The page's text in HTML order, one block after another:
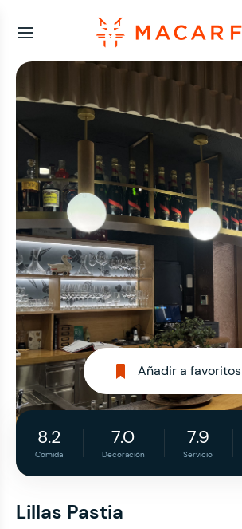
Añadir a favoritos
8.2
Comida
7.0
Decoración
7.9
Servicio
Lillas Pastia